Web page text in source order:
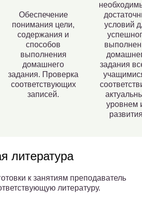
Обеспечение
понимания цели,
содержания и
способов
выполнения
домашнего
задания. Проверка
соответствующих
записей.
условий
задания
уровнем
литература
к занятиям преподаватель
литературу.